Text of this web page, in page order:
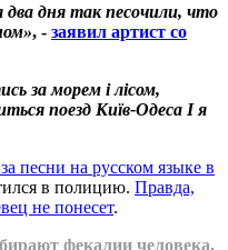
дня так песочили, что
, - заявил артист со
за морем і лісом,
поезд Київ-Одеса І я
песни на русском языке в
в полицию. Правда,
не понесет.
фекалии человека,